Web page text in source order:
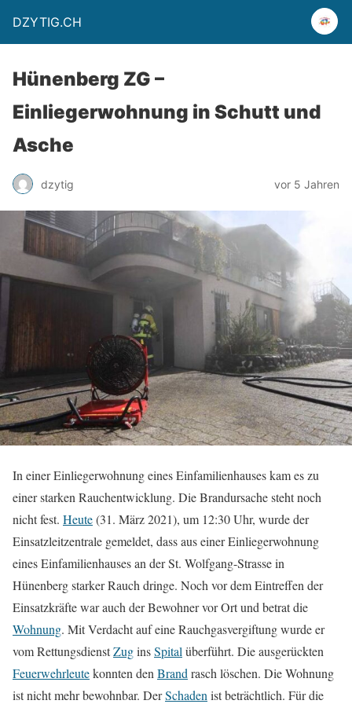
DZYTIG.CH
Hünenberg ZG –
Einliegerwohnung in Schutt und
Asche
dzytig vor 5 Jahren
In einer Einliegerwohnung eines Einfamilienhauses kam es zu
einer starken Rauchentwicklung. Die Brandursache steht noch
nicht fest. Heute(31. März 2021), um 12:30 Uhr, wurde der
Einsatzleitzentrale gemeldet, dass aus einer Einliegerwohnung
eines Einfamilienhauses an der St. Wolfgang-Strasse in
Hünenberg starker Rauch dringe. Noch vor dem Eintreffen der
Einsatzkräfte war auch der Bewohner vor Ort und betrat die
Wohnung. Mit Verdacht auf eine Rauchgasvergiftung wurde er
vom RettungsdienstZuginsSpital überführt. Die ausgerückten
Feuerwehrleutekonnten den Brand rasch löschen. Die Wohnung
ist nicht mehr bewohnbar. DerSchaden ist beträchtlich. Für die